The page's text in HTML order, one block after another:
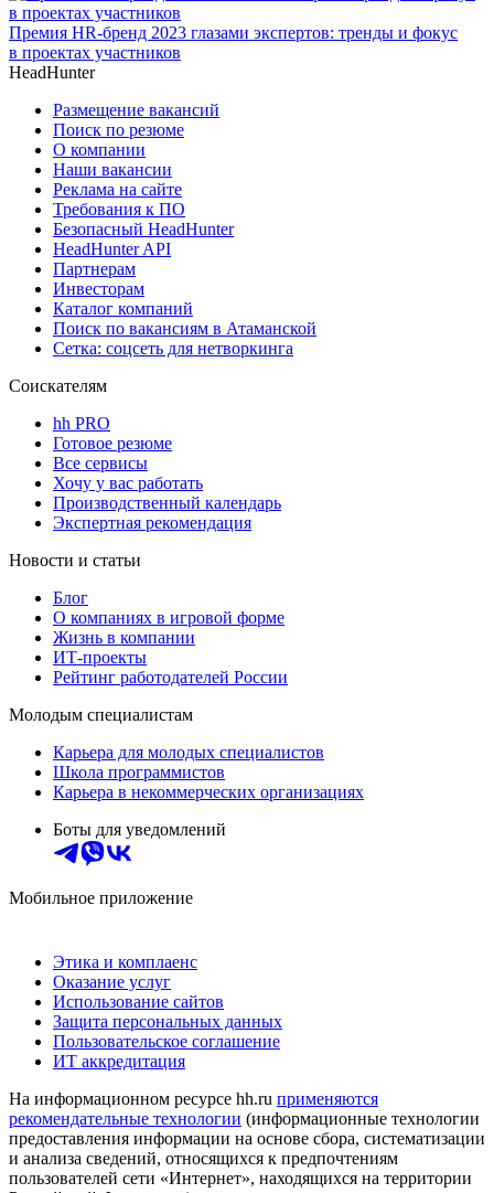
Премия HR-бренд 2023 глазами экспертов: тренды и фокус
в проектах участников
HeadHunter
Размещение вакансий
Поиск по резюме
О компании
Наши вакансии
Реклама на сайте
Требования к ПО
Безопасный HeadHunter
HeadHunter API
Партнерам
Инвесторам
Каталог компаний
Поиск по вакансиям в Атаманской
Сетка: соцсеть для нетворкинга
Соискателям
hh PRO
Готовое резюме
Все сервисы
Хочу у вас работать
Производственный календарь
Экспертная рекомендация
Новости и статьи
Блог
О компаниях в игровой форме
Жизнь в компании
ИТ-проекты
Рейтинг работодателей России
Молодым специалистам
Карьера для молодых специалистов
Школа программистов
Карьера в некоммерческих организациях
Боты для уведомлений
Мобильное приложение
Этика и комплаенс
Оказание услуг
Использование сайтов
Защита персональных данных
Пользовательское соглашение
ИТ аккредитация
На информационном ресурсе hh.ru применяются
рекомендательные технологии (информационные технологии
предоставления информации на основе сбора, систематизации
и анализа сведений, относящихся к предпочтениям
пользователей сети «Интернет», находящихся на территории